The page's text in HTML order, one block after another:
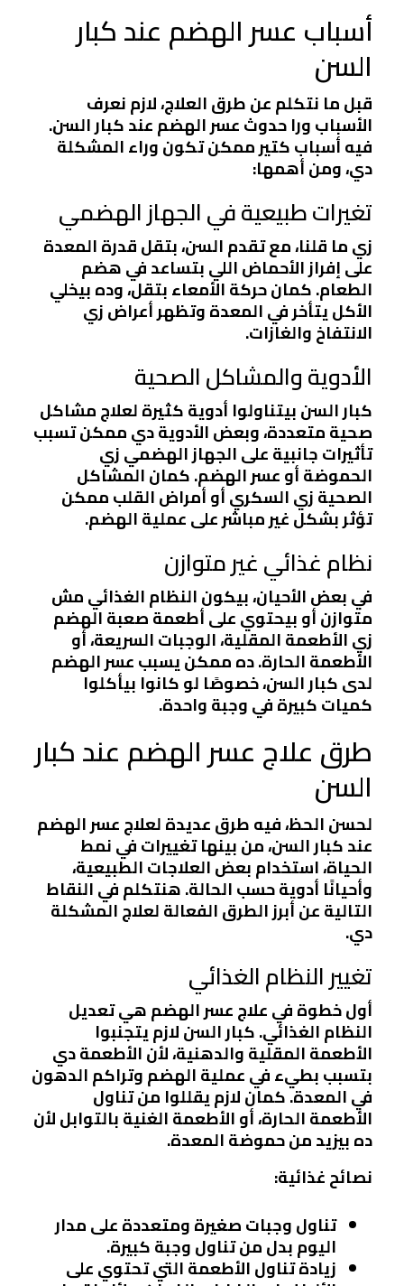
أسباب عسر الهضم عند كبار
السن
قبل ما نتكلم عن طرق العلاج، لازم نعرف
الأسباب ورا حدوث عسر الهضم عند كبار السن.
فيه أسباب كتير ممكن تكون وراء المشكلة
دي، ومن أهمها:
تغيرات طبيعية في الجهاز الهضمي
زي ما قلنا، مع تقدم السن، بتقل قدرة المعدة
على إفراز الأحماض اللي بتساعد في هضم
الطعام. كمان حركة الأمعاء بتقل، وده بيخلي
الأكل يتأخر في المعدة وتظهر أعراض زي
الانتفاخ والغازات.
الأدوية والمشاكل الصحية
كبار السن بيتناولوا أدوية كثيرة لعلاج مشاكل
صحية متعددة، وبعض الأدوية دي ممكن تسبب
تأثيرات جانبية على الجهاز الهضمي زي
الحموضة أو عسر الهضم. كمان المشاكل
الصحية زي السكري أو أمراض القلب ممكن
تؤثر بشكل غير مباشر على عملية الهضم.
نظام غذائي غير متوازن
في بعض الأحيان، بيكون النظام الغذائي مش
متوازن أو بيحتوي على أطعمة صعبة الهضم
زي الأطعمة المقلية، الوجبات السريعة، أو
الأطعمة الحارة. ده ممكن يسبب عسر الهضم
لدى كبار السن، خصوصًا لو كانوا بيأكلوا
كميات كبيرة في وجبة واحدة.
طرق علاج عسر الهضم عند كبار
السن
لحسن الحظ، فيه طرق عديدة لعلاج عسر الهضم
عند كبار السن، من بينها تغييرات في نمط
الحياة، استخدام بعض العلاجات الطبيعية،
وأحيانًا أدوية حسب الحالة. هنتكلم في النقاط
التالية عن أبرز الطرق الفعالة لعلاج المشكلة
دي.
تغيير النظام الغذائي
أول خطوة في علاج عسر الهضم هي تعديل
النظام الغذائي. كبار السن لازم يتجنبوا
الأطعمة المقلية والدهنية، لأن الأطعمة دي
بتسبب بطيء في عملية الهضم وتراكم الدهون
في المعدة. كمان لازم يقللوا من تناول
الأطعمة الحارة، أو الأطعمة الغنية بالتوابل لأن
ده بيزيد من حموضة المعدة.
نصائح غذائية:
تناول وجبات صغيرة ومتعددة على مدار
اليوم بدل من تناول وجبة كبيرة.
زيادة تناول الأطعمة التي تحتوي على